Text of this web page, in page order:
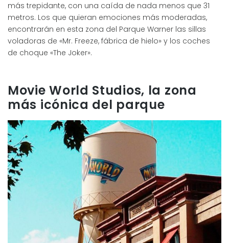
más trepidante, con una caída de nada menos que 31
metros. Los que quieran emociones más moderadas,
encontrarán en esta zona del Parque Warner las sillas
voladoras de «Mr. Freeze, fábrica de hielo» y los coches
de choque «The Joker».
Movie World Studios, la zona
más icónica del parque